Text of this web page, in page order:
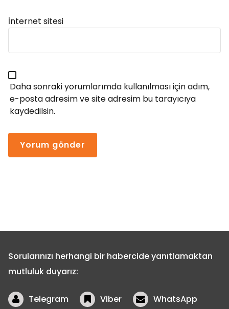
İnternet sitesi
Daha sonraki yorumlarımda kullanılması için adım,
e-posta adresim ve site adresim bu tarayıcıya
kaydedilsin.
Sorularınızı herhangi bir habercide yanıtlamaktan
mutluluk duyarız:
Telegram Viber
WhatsApp